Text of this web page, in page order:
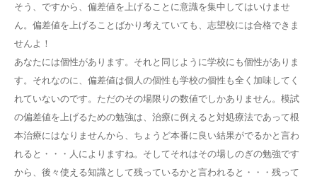
そう、ですから、偏差値を上げることに意識を集中してはいけませ
ん。偏差値を上げることばかり考えていても、志望校には合格できま
せんよ！
あなたには個性があります。それと同じように学校にも個性がありま
す。それなのに、偏差値は個人の個性も学校の個性も全く加味してく
れていないのです。ただのその場限りの数値でしかありません。模試
の偏差値を上げるための勉強は、治療に例えると対処療法であって根
本治療にはなりませんから、ちょうど本番に良い結果がでるかと言わ
れると・・・人によりますね。そしてそれはその場しのぎの勉強です
から、後々使える知識として残っているかと言われると・・・残って